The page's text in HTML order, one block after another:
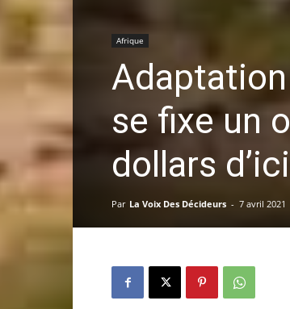
Afrique
se fixe un
dollars
Par La Voix Des Décideurs - 7 avril 2021